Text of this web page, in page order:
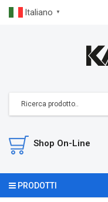
Italiano ▼
Shop On-Line
PRODOTTI